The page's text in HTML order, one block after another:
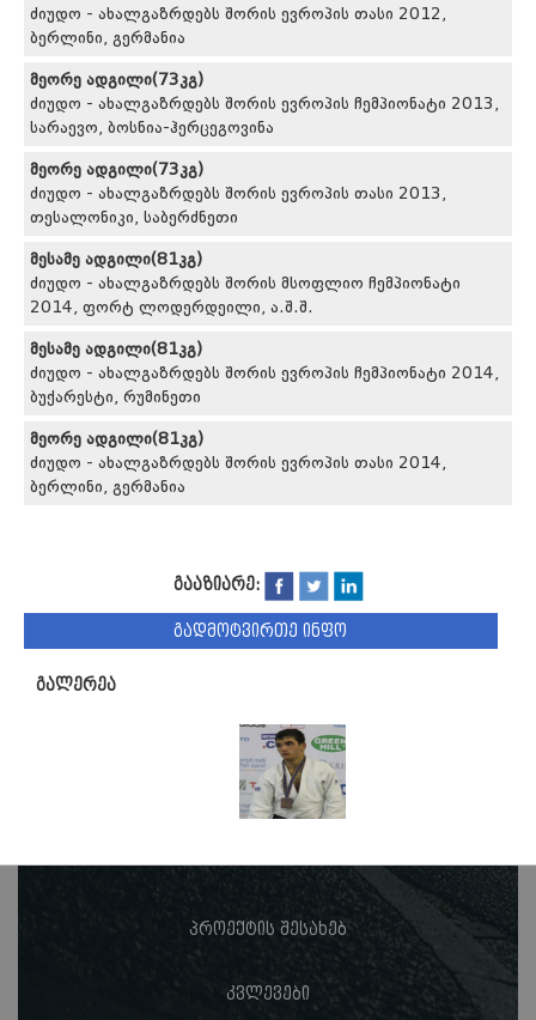
ძიუდო - ახალგაზრდებს შორის ევროპის თასი 2012,
ბერლინი, გერმანია
მეორე ადგილი(73კგ)
ძიუდო - ახალგაზრდებს შორის ევროპის ჩემპიონატი 2013,
სარაევო, ბოსნია-ჰერცეგოვინა
მეორე ადგილი(73კგ)
ძიუდო - ახალგაზრდებს შორის ევროპის თასი 2013,
თესალონიკი, საბერძნეთი
მესამე ადგილი(81კგ)
ძიუდო - ახალგაზრდებს შორის მსოფლიო ჩემპიონატი
2014, ფორტ ლოდერდეილი, ა.შ.შ.
მესამე ადგილი(81კგ)
ძიუდო - ახალგაზრდებს შორის ევროპის ჩემპიონატი 2014,
ბუქარესტი, რუმინეთი
მეორე ადგილი(81კგ)
ძიუდო - ახალგაზრდებს შორის ევროპის თასი 2014,
ბერლინი, გერმანია
გააზიარე:
გადმოტვირთე ინფო
გალერეა
პროექტის შესახებ
კვლევები